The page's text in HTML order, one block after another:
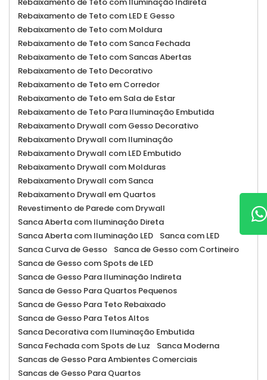
Rebaixamento de Teto com LED E Gesso
Rebaixamento de Teto com Moldura
Rebaixamento de Teto com Sanca Fechada
Rebaixamento de Teto com Sancas Abertas
Rebaixamento de Teto Decorativo
Rebaixamento de Teto em Corredor
Rebaixamento de Teto em Sala de Estar
Rebaixamento de Teto Para Iluminação Embutida
Rebaixamento Drywall com Gesso Decorativo
Rebaixamento Drywall com Iluminação
Rebaixamento Drywall com LED Embutido
Rebaixamento Drywall com Molduras
Rebaixamento Drywall com Sanca
Rebaixamento Drywall em Quartos
Revestimento de Parede com Drywall
Sanca Aberta com Iluminação Direta
Sanca Aberta com Iluminação LED
Sanca com LED
Sanca Curva de Gesso
Sanca de Gesso com Cortineiro
Sanca de Gesso com Spots de LED
Sanca de Gesso Para Iluminação Indireta
Sanca de Gesso Para Quartos Pequenos
Sanca de Gesso Para Teto Rebaixado
Sanca de Gesso Para Tetos Altos
Sanca Decorativa com Iluminação Embutida
Sanca Fechada com Spots de Luz
Sanca Moderna
Sancas de Gesso Para Ambientes Comerciais
Sancas de Gesso Para Quartos